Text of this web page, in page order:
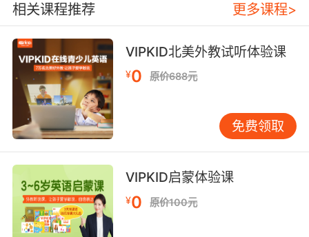
且短促有力，长元音发音要拉长到两秒以上。
双元音：我们会发现双元音是a、ɔ、ə、ɪ、ʊ、e
这六个单元音组合，其中三个为核心，并且将其
两两结合而成的。其中与ə组合的有：ɪə（[衣]+
[鹅]）ʊə（[乌]+ [鹅]）eə（[哀]+ [鹅]）和ʊ组合
的有：aʊ（[阿]+ [乌]）əʊ（[欧]），和ɪ组合的
有：aɪ（[阿]+ [衣]） ɔɪ（[奥]+ [衣]）
eɪ（[诶]）。一定要注意双元音是两个元音所组成
的，发音的时候要口型有变化的同时一个元音向
前，一个元音向后。
英语学音标第二点：学习28个英语辅音
相关课程推荐 更多课程>
VIPKID北美外教试听体验课
¥0 原价688元
免费领取
VIPKID启蒙体验课
¥0 原价100元